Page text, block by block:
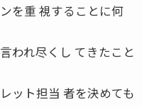
を重 視することに何
われ尽くし てきたこと
ット担当 者を決めても